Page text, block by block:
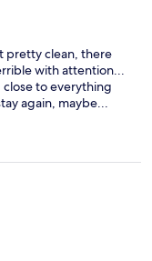
pretty clean, there
with attention...
close to everything
again, maybe...